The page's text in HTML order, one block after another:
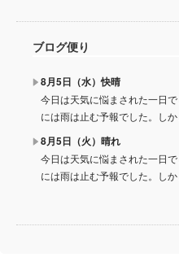
ブログ便り
8月5日（水）快晴
今日は天気に悩まされた一日
には雨は止む予報でした。し
8月5日（火）晴れ
今日は天気に悩まされた一日
には雨は止む予報でした。し